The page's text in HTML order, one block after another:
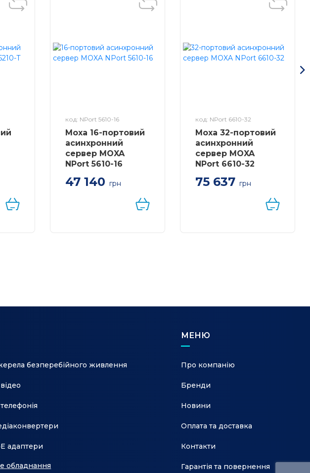
код: NPort 5610-16
Moxa 16-портовий
асинхронний
сервер MOXA
NPort 5610-16
47 140 грн
асинхронний сервер
код: NPort 6610-32
Moxa 32-портовий
асинхронний
сервер MOXA
NPort 6610-32
75 637 грн
32-портовий rs-232 в
Ethernet термінальний
сервер безпеки, 100-
безперебійного живлення
адаптери
обладнання
МЕНЮ
Про компанію
Бренди
Новини
Оплата та доставка
Контакти
Гарантія та повернення